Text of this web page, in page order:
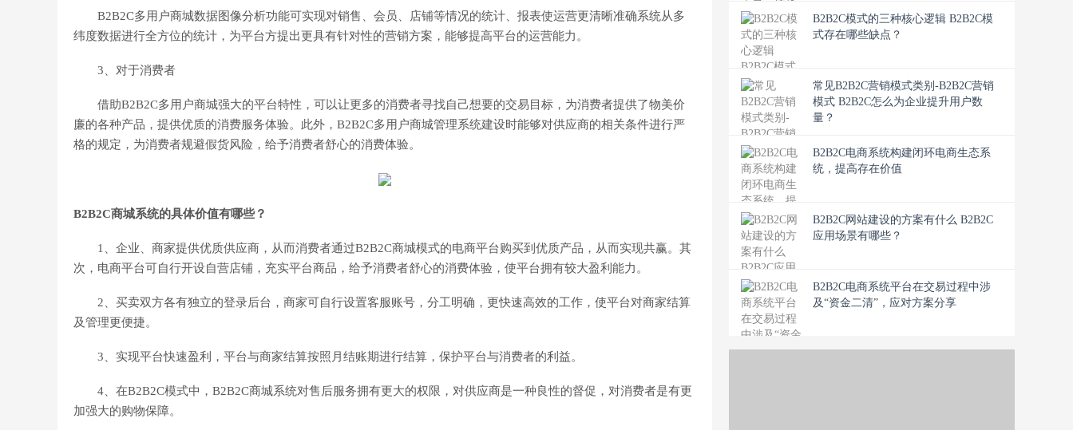
B2B2C多用户商城数据图像分析功能可实现对销售、会员、店铺等情况的统计、报表使运营更清晰准确系统从多
纬度数据进行全方位的统计，为平台方提出更具有针对性的营销方案，能够提高平台的运营能力。
3、对于消费者
借助B2B2C多用户商城强大的平台特性，可以让更多的消费者寻找自己想要的交易目标，为消费者提供了物美价
廉的各种产品，提供优质的消费服务体验。此外，B2B2C多用户商城管理系统建设时能够对供应商的相关条件进行严
格的规定，为消费者规避假货风险，给予消费者舒心的消费体验。
B2B2C商城系统的具体价值有哪些？
1、企业、商家提供优质供应商，从而消费者通过B2B2C商城模式的电商平台购买到优质产品，从而实现共赢。其
次，电商平台可自行开设自营店铺，充实平台商品，给予消费者舒心的消费体验，使平台拥有较大盈利能力。
2、买卖双方各有独立的登录后台，商家可自行设置客服账号，分工明确，更快速高效的工作，使平台对商家结算
及管理更便捷。
3、实现平台快速盈利，平台与商家结算按照月结账期进行结算，保护平台与消费者的利益。
4、在B2B2C模式中，B2B2C商城系统对售后服务拥有更大的权限，对供应商是一种良性的督促，对消费者是有更
加强大的购物保障。
B2B2C模式的三种核心逻辑 B2B2C模
式存在哪些缺点？
常见B2B2C营销模式类别-B2B2C营销
模式 B2B2C怎么为企业提升用户数
量？
B2B2C电商系统构建闭环电商生态系
统，提高存在价值
B2B2C网站建设的方案有什么 B2B2C
应用场景有哪些？
B2B2C电商系统平台在交易过程中涉
及“资金二清”，应对方案分享